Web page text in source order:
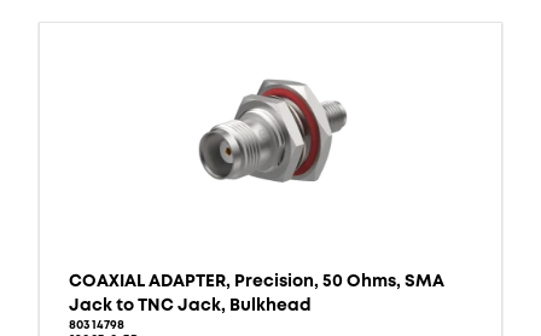
COAXIAL ADAPTER, Precision, 50 Ohms, SMA
Jack to TNC Jack, Bulkhead
80314798